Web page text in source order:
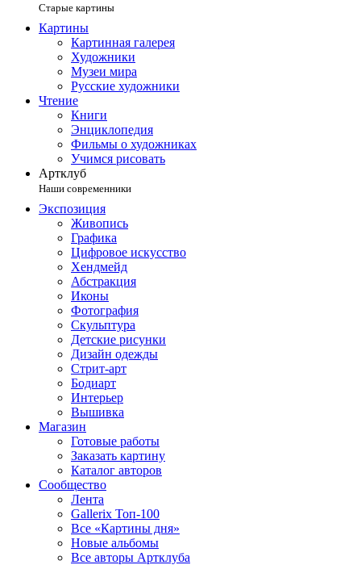
Старые картины
Картины
Картинная галерея
Художники
Музеи мира
Русские художники
Чтение
Книги
Энциклопедия
Фильмы о художниках
Учимся рисовать
Артклуб
Наши современники
Экспозиция
Живопись
Графика
Цифровое искусство
Хендмейд
Абстракция
Иконы
Фотография
Скульптура
Детские рисунки
Дизайн одежды
Стрит-арт
Бодиарт
Интерьер
Вышивка
Магазин
Готовые работы
Заказать картину
Каталог авторов
Сообщество
Лента
Gallerix Топ-100
Все «Картины дня»
Новые альбомы
Все авторы Артклуба